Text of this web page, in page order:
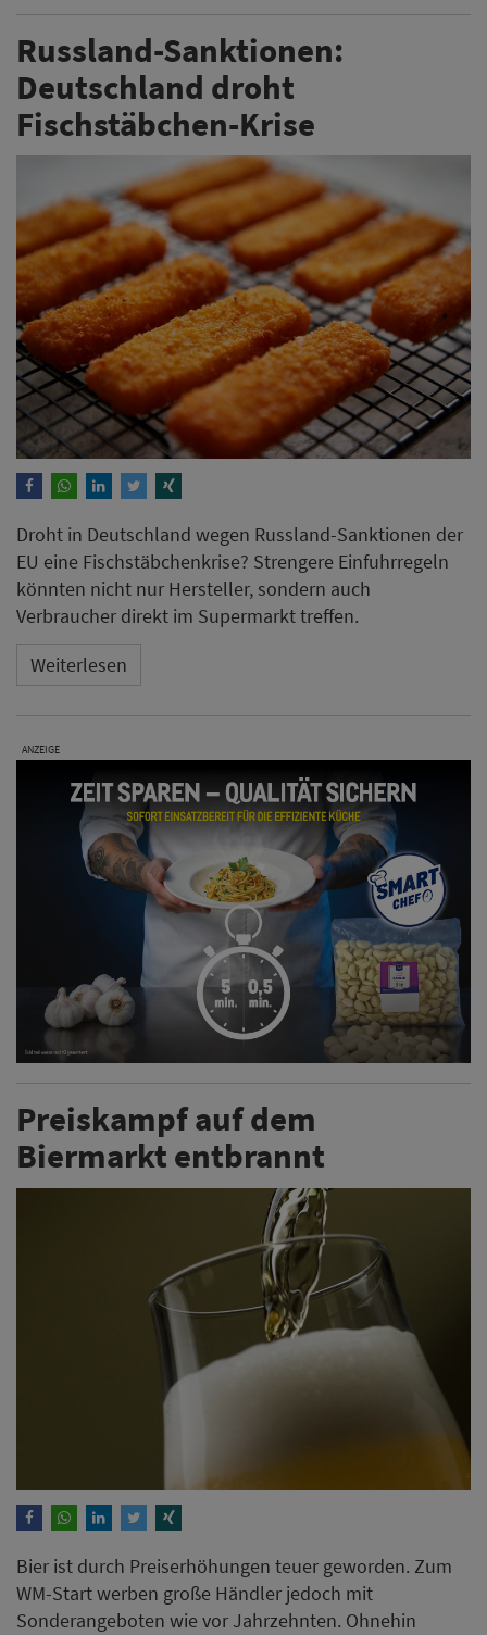
Russland-Sanktionen:
Deutschland droht
Fischstäbchen-Krise
Droht in Deutschland wegen Russland-Sanktionen der
EU eine Fischstäbchenkrise? Strengere Einfuhrregeln
könnten nicht nur Hersteller, sondern auch
Verbraucher direkt im Supermarkt treffen.
Weiterlesen
ANZEIGE
Preiskampf auf dem
Biermarkt entbrannt
Bier ist durch Preiserhöhungen teuer geworden. Zum
WM-Start werben große Händler jedoch mit
Sonderangeboten wie vor Jahrzehnten. Ohnehin